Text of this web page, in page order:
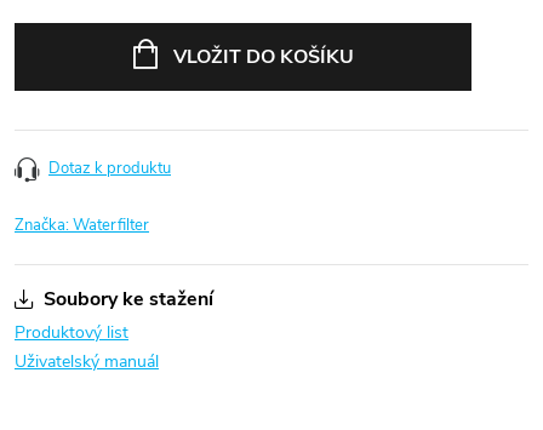
VLOŽIT DO KOŠÍKU
Dotaz k produktu
Značka:Waterfilter
Soubory ke stažení
Produktový list
Uživatelský manuál